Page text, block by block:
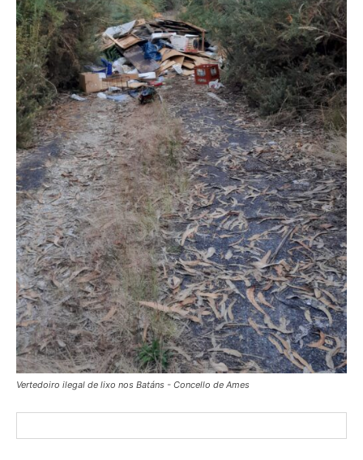
Vertedoiro ilegal de lixo nos Batáns - Concello de Ames